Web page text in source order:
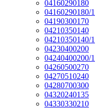
04160290180
04160290180/1
04190300170
04210350140
04210350140/1
04230400200
04240400200/1
04260500270
04270510240
04280700300
04320240135
04330330210